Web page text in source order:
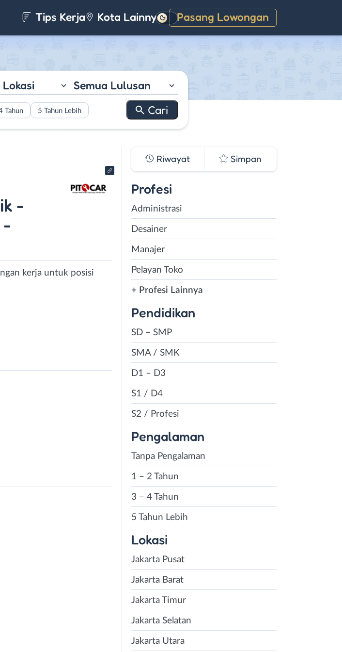
Tips Kerja Kota Lainnya Pasang Lowongan
Gelap
Lokasi Semua Lulusan
Tahun 5 Tahun Lebih
-
-
kerja untuk posisi
Riwayat Simpan
Profesi
Administrasi
Desainer
Manajer
Pelayan Toko
+ Profesi Lainnya
Pendidikan
SD – SMP
SMA / SMK
D1 – D3
S1 / D4
S2 / Profesi
Pengalaman
Tanpa Pengalaman
1 – 2 Tahun
3 – 4 Tahun
5 Tahun Lebih
Lokasi
Jakarta Pusat
Jakarta Barat
Jakarta Timur
Jakarta Selatan
Jakarta Utara